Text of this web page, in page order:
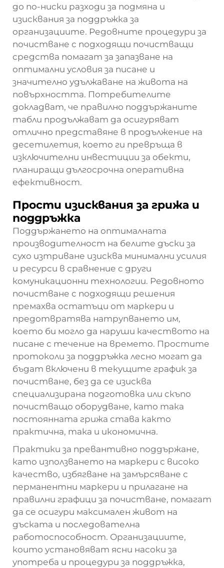
до по-ниски разходи за подмяна и
изисквания за поддръжка за
организациите. Редовните процедури за
почистване с подходящи почистващи
средства помагат за запазване на
оптимални условия за писане и
значително удължаване на живота на
повърхността. Потребителите
докладват, че правилно поддържаните
табли продължават да осигуряват
отлично представяне в продължение на
десетилетия, което ги превръща в
изключителни инвестиции за обекти,
планиращи дългосрочна оперативна
ефективност.
Прости изисквания за грижа и
поддръжка
Поддържането на оптималната
производителност на белите дъски за
сухо изтриване изисква минимални усилия
и ресурси в сравнение с други
комуникационни технологии. Редовното
почистване с подходящи решения
премахва остатъци от маркери и
предотвратява натрупването им,
което би могло да наруши качеството на
писане с течение на времето. Простите
протоколи за поддръжка лесно могат да
бъдат включени в текущите график за
почистване, без да се изисква
специализирана подготовка или скъпо
почистващо оборудване, като така
постоянната грижа става както
практична, така и икономична.
Практики за превантивно поддържане,
като използването на маркери с високо
качество, избягване на замърсяване с
перманентни маркери и прилагане на
правилни графици за почистване, помагат
да се осигури максимален живот на
дъската и последователна
работоспособност. Организациите,
които установяват ясни насоки за
употреба и процедури за поддръжка,